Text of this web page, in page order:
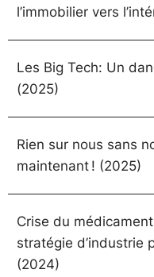
l’immobilier vers
Les Big Tech: Un
(2025)
Rien sur nous sans
maintenant ! (2025)
Crise du
stratégie d’industrie
(2024)